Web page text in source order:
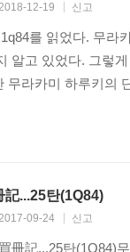
들어 있다. 그러나
을 겪어본 독자라
고 있는 불가사의한
12-19 신고
를 읽었다. 무라
알고 있었다. 그렇
무라카미 하루키의
記...25탄(1Q84)
09-24 신고
冊記...25탄(1Q84)